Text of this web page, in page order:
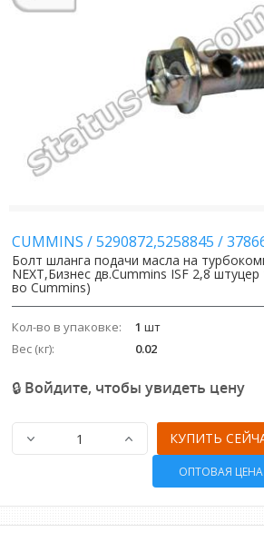
CUMMINS /5290872,5258845 /
Болт шланга подачи масла на
NEXT,Бизнес дв.Cummins ISF 2,8
во Cummins)
Кол-во в упаковке: 1 шт
Вес (кг):
0.02
🔒 Войдите, чтобы увидеть цену
КУПИТЬ
ОПТОВАЯ ЦЕНА